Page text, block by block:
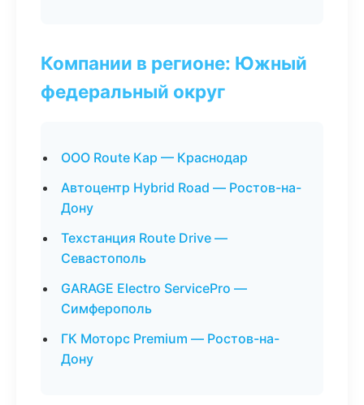
Компании в регионе: Южный
федеральный округ
ООО Route Кар — Краснодар
Автоцентр Hybrid Road — Ростов-на-
Дону
Техстанция Route Drive —
Севастополь
GARAGE Electro ServicePro —
Симферополь
ГК Моторс Premium — Ростов-на-
Дону